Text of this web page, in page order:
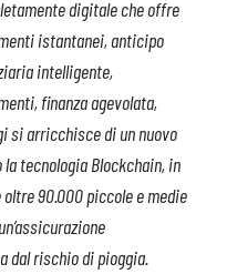
digitale che offre
istantanei, anticipo
intelligente,
finanza agevolata,
si arricchisce di un nuovo
tecnologia Blockchain, in
oltre 90.000 piccole e medie
dal rischio di pioggia.